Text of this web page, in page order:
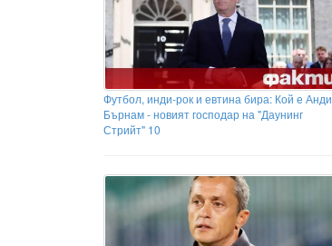
Футбол, инди-рок и евтина бира: Кой е Анди
Бърнам - новият господар на "Даунинг
Стрийт" 10